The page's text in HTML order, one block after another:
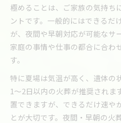
極めることは、ご家族の気持ち
ントです。一般的にはできるだ
が、夜間や早朝対応が可能なサ
家庭の事情や仕事の都合に合わ
す。
特に夏場は気温が高く、遺体の
1〜2日以内の火葬が推奨されま
置できますが、できるだけ速や
とが大切です。夜間・早朝の火